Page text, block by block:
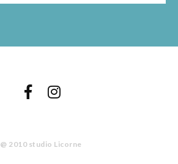
@ 2010 studio Licorne